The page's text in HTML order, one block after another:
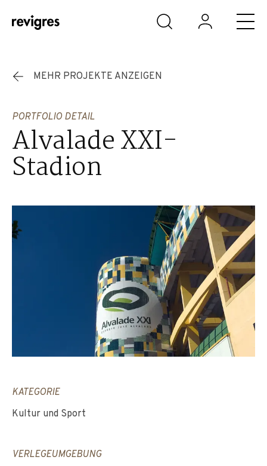
Zum Hauptinhalt springen
MEHR PROJEKTE ANZEIGEN
PORTFOLIO DETAIL
Alvalade XXI-
Stadion
KATEGORIE
Kultur und Sport
VERLEGEUMGEBUNG